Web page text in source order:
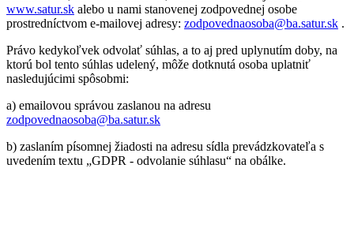
www.satur.sk alebo u nami stanovenej zodpovednej osobe
prostredníctvom e-mailovej adresy: zodpovednaosoba@ba.satur.sk .
Právo kedykoľvek odvolať súhlas, a to aj pred uplynutím doby, na
ktorú bol tento súhlas udelený, môže dotknutá osoba uplatniť
nasledujúcimi spôsobmi:
a) emailovou správou zaslanou na adresu
zodpovednaosoba@ba.satur.sk
b) zaslaním písomnej žiadosti na adresu sídla prevádzkovateľa s
uvedením textu „GDPR - odvolanie súhlasu“ na obálke.